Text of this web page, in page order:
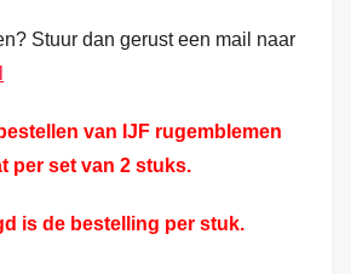
Stuur dan gerust een mail naar
van IJF rugemblemen
per set van 2 stuks.
is de bestelling per stuk.